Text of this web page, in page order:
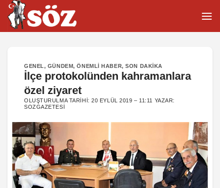
İçeriğe
atla
GENEL, GÜNDEM,ÖNEMLI HABER,SON DAKIKA
İlçe protokolünden kahramanlara
özel ziyaret
OLUŞTURULMA TARIHI:20 EYLÜL 2019 – 11:11 YAZAR:
SOZGAZETESI